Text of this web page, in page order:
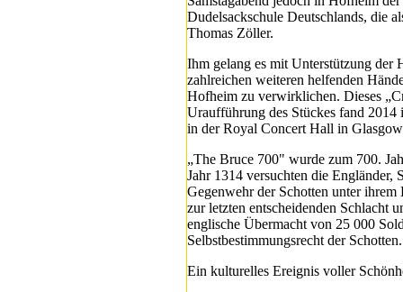
Dudelsackschule Deutschlands, die
Thomas Zöller.
Ihm gelang es mit Unterstützung
zahlreichen weiteren helfenden
Hofheim zu verwirklichen. Dieses
Uraufführung des Stückes fand
in der Royal Concert Hall in
„The Bruce 700" wurde zum 700.
Jahr 1314 versuchten die Engländer,
Gegenwehr der Schotten unter
zur letzten entscheidenden Schlacht
englische Übermacht von 25 000
Selbstbestimmungsrecht der Schotten.
Ein kulturelles Ereignis voller